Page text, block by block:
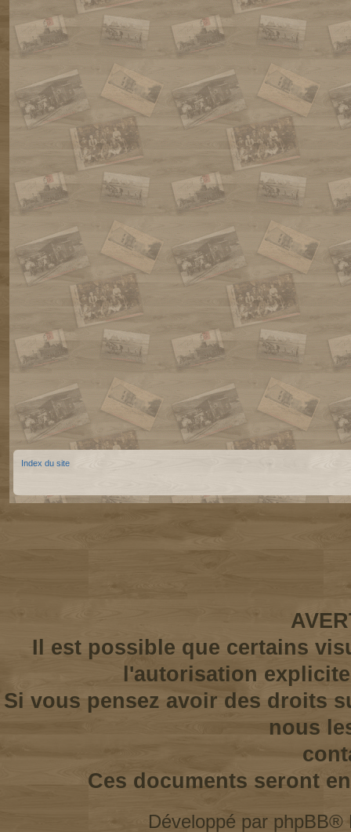
Index du site
Il est possible que certains
l'autorisation
Si vous pensez avoir des droits
nous
Ces documents seront
Développé par phpBB®